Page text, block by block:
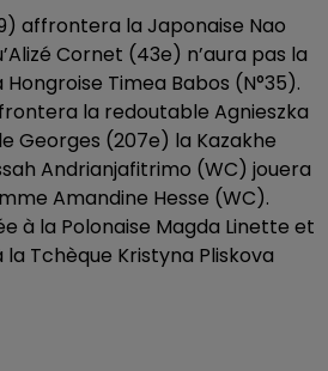
affrontera la Japonaise Nao
Cornet (43e) n’aura pas la
Timea Babos (N°35).
la redoutable Agnieszka
Georges (207e) la Kazakhe
Andrianjafitrimo (WC) jouera
Amandine Hesse (WC).
à la Polonaise Magda Linette et
Tchèque Kristyna Pliskova